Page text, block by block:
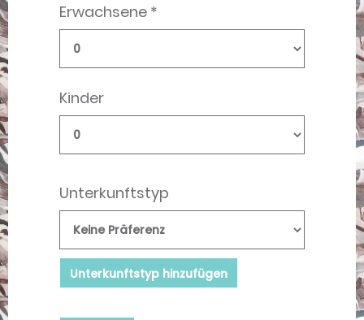
Erwachsene *
Kinder
Unterkunftstyp
Unterkunftstyp hinzufügen